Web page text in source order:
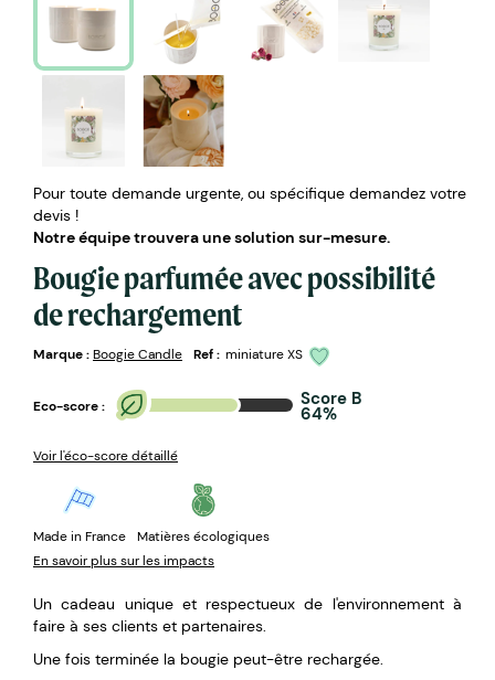
Pour toute demande urgente, ou spécifique demandez votre
devis !
Notre équipe trouvera une solution sur-mesure.
Bougie parfumée avec possibilité
de rechargement
Marque :Boogie Candle Ref : miniature XS
Eco-score : Score B
64%
Voir l'éco-score détaillé
Made in France
Matières écologiques
En savoir plus sur les impacts
Un cadeau unique et respectueux de l'environnement à
faire à ses clients et partenaires.
Une fois terminée la bougie peut-être rechargée.